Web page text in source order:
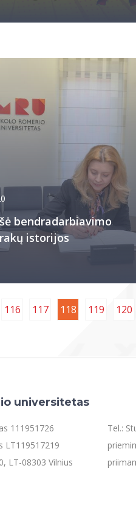
bendradarbiavimo
istorijos
116 117 118 119 120
universitetas
111951726
LT119517219
LT-08303 Vilnius
Tel.: